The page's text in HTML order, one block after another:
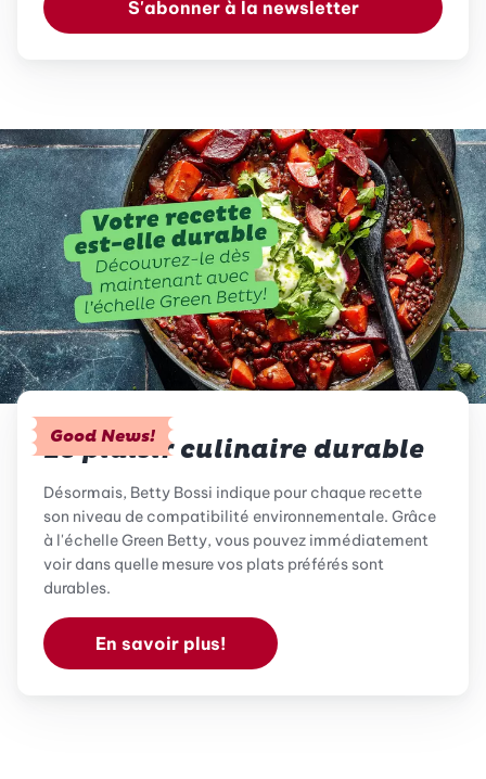
S'abonner à la newsletter
Good News!
Le plaisir culinaire durable
Désormais, Betty Bossi indique pour chaque recette
son niveau de compatibilité environnementale. Grâce
à l'échelle Green Betty, vous pouvez immédiatement
voir dans quelle mesure vos plats préférés sont
durables.
En savoir plus!